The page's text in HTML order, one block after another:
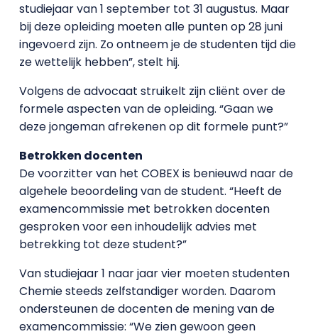
studiejaar van 1 september tot 31 augustus. Maar
bij deze opleiding moeten alle punten op 28 juni
ingevoerd zijn. Zo ontneem je de studenten tijd die
ze wettelijk hebben”, stelt hij.
Volgens de advocaat struikelt zijn cliënt over de
formele aspecten van de opleiding. “Gaan we
deze jongeman afrekenen op dit formele punt?”
Betrokken docenten
De voorzitter van het COBEX is benieuwd naar de
algehele beoordeling van de student. “Heeft de
examencommissie met betrokken docenten
gesproken voor een inhoudelijk advies met
betrekking tot deze student?”
Van studiejaar 1 naar jaar vier moeten studenten
Chemie steeds zelfstandiger worden. Daarom
ondersteunen de docenten de mening van de
examencommissie: “We zien gewoon geen